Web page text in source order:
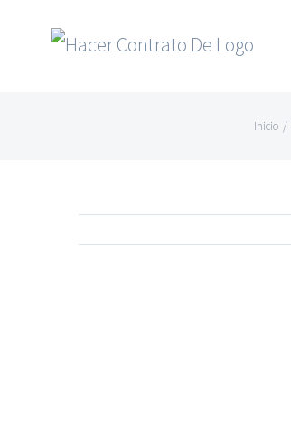
Inicio /